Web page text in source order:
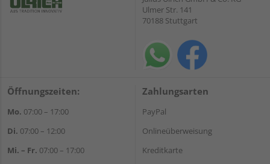
Ulmer Str. 141
70188 Stuttgart
Öffnungszeiten:
Mo. 07:00 – 17:00
Di. 07:00 – 12:00
Mi. – Fr. 07:00 – 17:00
Zahlungsarten
PayPal
Onlineüberweisung
Kreditkarte